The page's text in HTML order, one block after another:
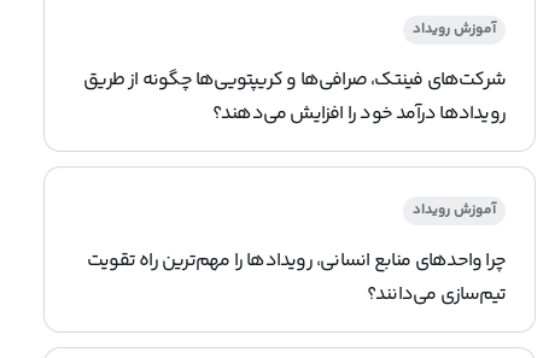
آموزش رویداد
شرکت‌های فینتک، صرافی‌ها و کریپتویی‌ها چگونه از طریق
رویدادها درآمد خود را افزایش می‌دهند؟
آموزش رویداد
چرا واحدهای منابع انسانی، رویدادها را مهم‌ترین راه تقویت
تیم‌سازی می‌دانند؟